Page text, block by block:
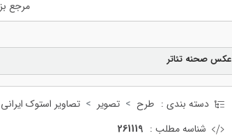
مرجع
عکس صحنه تئاتر
دسته بندی : طرح تصویر تصاویر استوک ایرانی
شناسه مطلب : 261119